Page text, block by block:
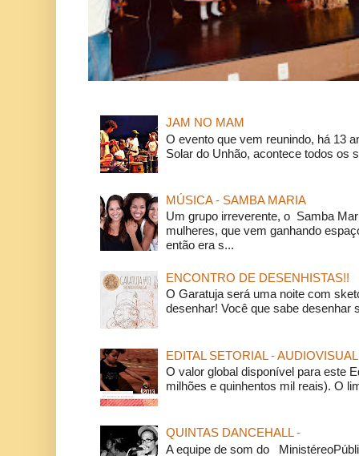
JAM NO MAM
O evento que vem reunindo, há 13
Solar do Unhão, acontece todos os
MÚSICA - SAMBA MARIA
Um grupo irreverente, o Samba
mulheres, que vem ganhando
então era s...
ENCONTRO DE DESENHISTAS!!
O Garatuja será uma noite com
desenhar! Você que sabe desenhar
EDITAL SETORIAL - AUDIOVISUAL
O valor global disponível para este
milhões e quinhentos mil reais). O
QUINTAS DANCEHALL -
A equipe de som do